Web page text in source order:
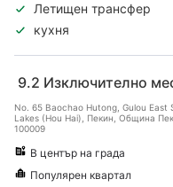
Летищен трансфер
кухня
9.2 Изключително
No. 65 Baochao Hutong, Gulou East
Lakes (Hou Hai), Пекин, Община
100009
В център на града
Популярен квартал